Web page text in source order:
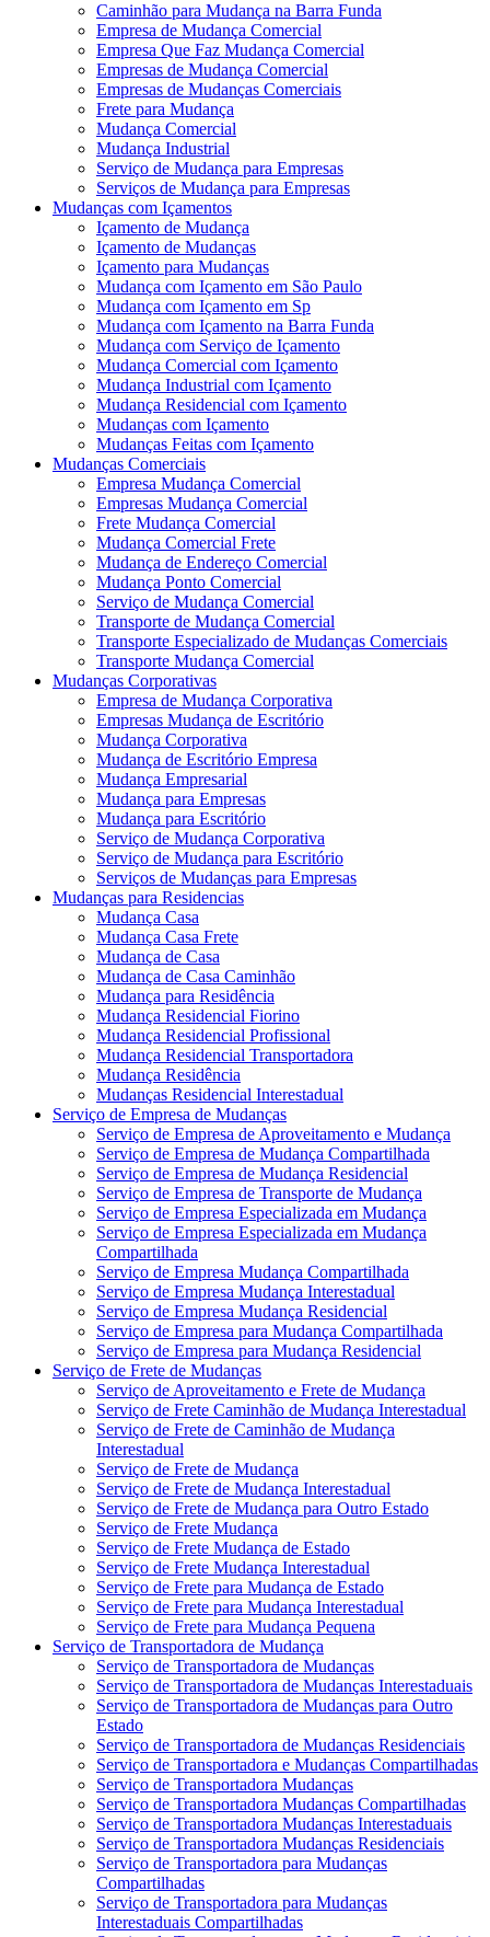
Caminhão para Mudança na Barra Funda
Empresa de Mudança Comercial
Empresa Que Faz Mudança Comercial
Empresas de Mudança Comercial
Empresas de Mudanças Comerciais
Frete para Mudança
Mudança Comercial
Mudança Industrial
Serviço de Mudança para Empresas
Serviços de Mudança para Empresas
Mudanças com Içamentos
Içamento de Mudança
Içamento de Mudanças
Içamento para Mudanças
Mudança com Içamento em São Paulo
Mudança com Içamento em Sp
Mudança com Içamento na Barra Funda
Mudança com Serviço de Içamento
Mudança Comercial com Içamento
Mudança Industrial com Içamento
Mudança Residencial com Içamento
Mudanças com Içamento
Mudanças Feitas com Içamento
Mudanças Comerciais
Empresa Mudança Comercial
Empresas Mudança Comercial
Frete Mudança Comercial
Mudança Comercial Frete
Mudança de Endereço Comercial
Mudança Ponto Comercial
Serviço de Mudança Comercial
Transporte de Mudança Comercial
Transporte Especializado de Mudanças Comerciais
Transporte Mudança Comercial
Mudanças Corporativas
Empresa de Mudança Corporativa
Empresas Mudança de Escritório
Mudança Corporativa
Mudança de Escritório Empresa
Mudança Empresarial
Mudança para Empresas
Mudança para Escritório
Serviço de Mudança Corporativa
Serviço de Mudança para Escritório
Serviços de Mudanças para Empresas
Mudanças para Residencias
Mudança Casa
Mudança Casa Frete
Mudança de Casa
Mudança de Casa Caminhão
Mudança para Residência
Mudança Residencial Fiorino
Mudança Residencial Profissional
Mudança Residencial Transportadora
Mudança Residência
Mudanças Residencial Interestadual
Serviço de Empresa de Mudanças
Serviço de Empresa de Aproveitamento e Mudança
Serviço de Empresa de Mudança Compartilhada
Serviço de Empresa de Mudança Residencial
Serviço de Empresa de Transporte de Mudança
Serviço de Empresa Especializada em Mudança
Serviço de Empresa Especializada em Mudança
Compartilhada
Serviço de Empresa Mudança Compartilhada
Serviço de Empresa Mudança Interestadual
Serviço de Empresa Mudança Residencial
Serviço de Empresa para Mudança Compartilhada
Serviço de Empresa para Mudança Residencial
Serviço de Frete de Mudanças
Serviço de Aproveitamento e Frete de Mudança
Serviço de Frete Caminhão de Mudança Interestadual
Serviço de Frete de Caminhão de Mudança
Interestadual
Serviço de Frete de Mudança
Serviço de Frete de Mudança Interestadual
Serviço de Frete de Mudança para Outro Estado
Serviço de Frete Mudança
Serviço de Frete Mudança de Estado
Serviço de Frete Mudança Interestadual
Serviço de Frete para Mudança de Estado
Serviço de Frete para Mudança Interestadual
Serviço de Frete para Mudança Pequena
Serviço de Transportadora de Mudança
Serviço de Transportadora de Mudanças
Serviço de Transportadora de Mudanças Interestaduais
Serviço de Transportadora de Mudanças para Outro
Estado
Serviço de Transportadora de Mudanças Residenciais
Serviço de Transportadora e Mudanças Compartilhadas
Serviço de Transportadora Mudanças
Serviço de Transportadora Mudanças Compartilhadas
Serviço de Transportadora Mudanças Interestaduais
Serviço de Transportadora Mudanças Residenciais
Serviço de Transportadora para Mudanças
Compartilhadas
Serviço de Transportadora para Mudanças
Interestaduais Compartilhadas